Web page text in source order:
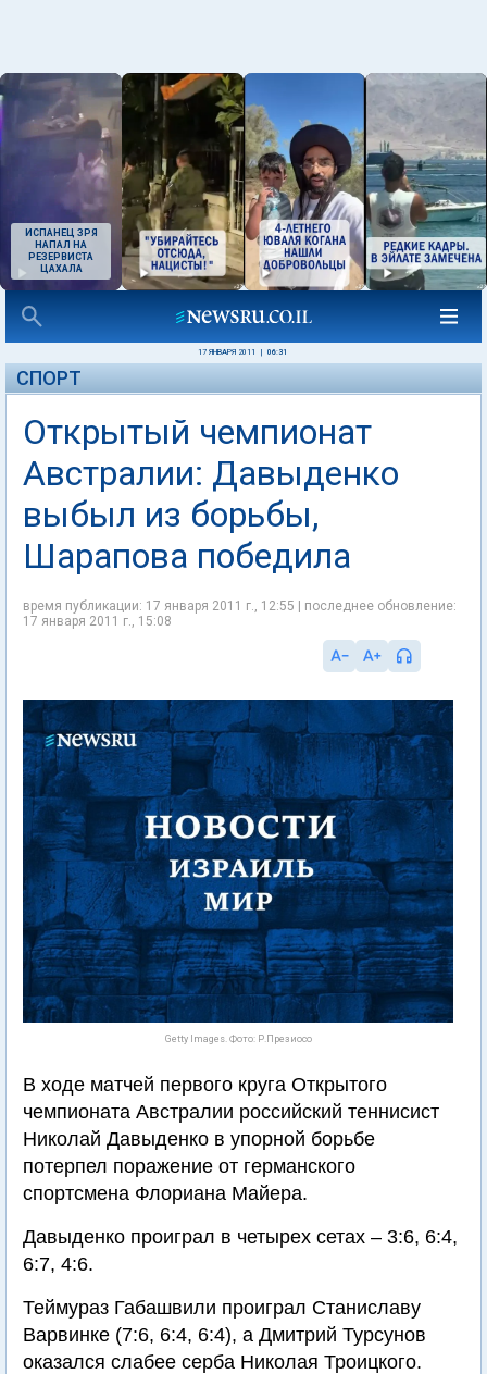
ИСПАНЕЦ ЗРЯ
НАПАЛ НА
РЕЗЕРВИСТА
ЦАХАЛА
17 ЯНВАРЯ 2011 06:31
СПОРТ
Открытый чемпионат
Австралии: Давыденко
выбыл из борьбы,
Шарапова победила
время публикации: 17 января 2011 г., 12:55 | последнее обновление:
17 января 2011 г., 15:08
Getty Images. Фото: Р.Презиосо
В ходе матчей первого круга Открытого
чемпионата Австралии российский теннисист
Николай Давыденко в упорной борьбе
потерпел поражение от германского
спортсмена Флориана Майера.
Давыденко проиграл в четырех сетах – 3:6, 6:4,
6:7, 4:6.
Теймураз Габашвили проиграл Станиславу
Варвинке (7:6, 6:4, 6:4), а Дмитрий Турсунов
оказался слабее серба Николая Троицкого.